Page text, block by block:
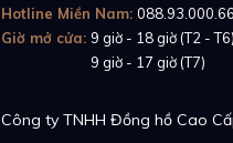
Hotline Miền Nam: 088.93.000.66
Giờ mở cửa: 9 giờ - 18 giờ (T2 - T6)
9 giờ - 17 giờ (T7)
Công ty TNHH Đồng hồ Cao